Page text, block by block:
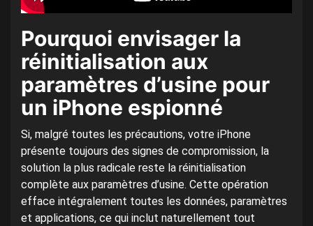
Pourquoi envisager la
réinitialisation aux
paramètres d’usine pour
un iPhone espionné
Si, malgré toutes les précautions, votre iPhone
présente toujours des signes de compromission, la
solution la plus radicale reste la réinitialisation
complète aux paramètres d’usine. Cette opération
efface intégralement toutes les données, paramètres
et applications, ce qui inclut naturellement tout